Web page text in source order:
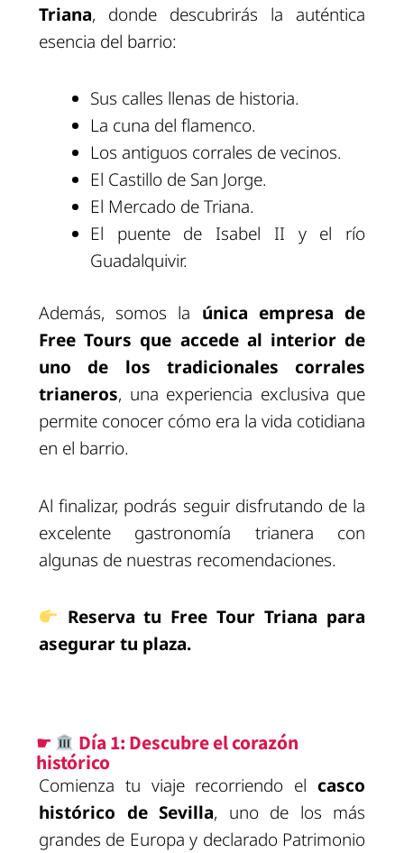
Triana, donde descubrirás la auténtica
esencia del barrio:
Sus calles llenas de historia.
La cuna del flamenco.
Los antiguos corrales de vecinos.
El Castillo de San Jorge.
El Mercado de Triana.
El puente de Isabel II y el río
Guadalquivir.
Además, somos la única empresa de
Free Tours que accede al interior de
uno de los tradicionales corrales
trianeros, una experiencia exclusiva que
permite conocer cómo era la vida cotidiana
en el barrio.
Al finalizar, podrás seguir disfrutando de la
excelente gastronomía trianera con
algunas de nuestras recomendaciones.
Reserva tu Free Tour Triana para
asegurar tu plaza.
☛
Día 1: Descubre el corazón
histórico
Comienza tu viaje recorriendo el casco
histórico de Sevilla, uno de los más
grandes de Europa y declarado Patrimonio